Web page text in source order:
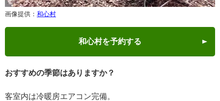
画像提供： 和心村
和心村を予約する
おすすめの季節はありますか？
客室内は冷暖房エアコン完備。